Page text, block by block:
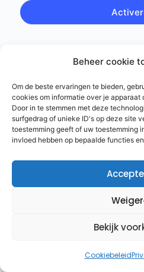
Beheer cookie
Om de beste ervaringen te bieden,
cookies om informatie over je apparaat
Door in te stemmen met deze
surfgedrag of unieke ID's op deze site
toestemming geeft of uw toestemming
invloed hebben op bepaalde functies
Bekijk
Cookiebeleid